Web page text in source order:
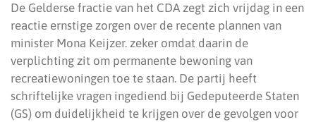
De Gelderse fractie van het CDA zegt zich vrijdag in een
reactie ernstige zorgen over de recente plannen van
minister Mona Keijzer. zeker omdat daarin de
verplichting zit om permanente bewoning van
recreatiewoningen toe te staan. De partij heeft
schriftelijke vragen ingediend bij Gedeputeerde Staten
(GS) om duidelijkheid te krijgen over de gevolgen voor